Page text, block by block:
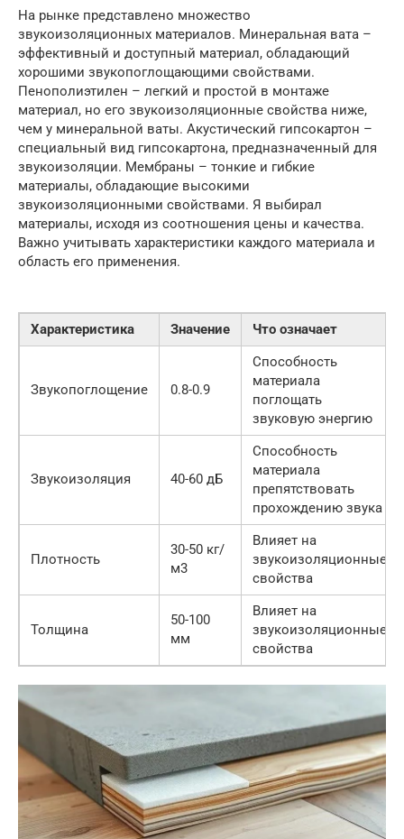
На рынке представлено множество
звукоизоляционных материалов. Минеральная вата –
эффективный и доступный материал, обладающий
хорошими звукопоглощающими свойствами.
Пенополиэтилен – легкий и простой в монтаже
материал, но его звукоизоляционные свойства ниже,
чем у минеральной ваты. Акустический гипсокартон –
специальный вид гипсокартона, предназначенный для
звукоизоляции. Мембраны – тонкие и гибкие
материалы, обладающие высокими
звукоизоляционными свойствами. Я выбирал
материалы, исходя из соотношения цены и качества.
Важно учитывать характеристики каждого материала и
область его применения.
Характеристика Значение Что означает
Звукопоглощение 0.8-0.9
Способность
материала
поглощать
звуковую энергию
Звукоизоляция 40-60 дБ
Способность
материала
препятствовать
прохождению звука
Плотность
30-50 кг/
м3
Влияет на
звукоизоляционные
свойства
Толщина
50-100
мм
Влияет на
звукоизоляционные
свойства